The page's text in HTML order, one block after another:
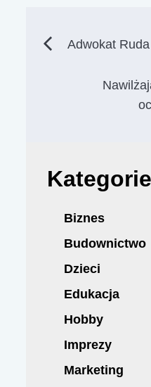
wpisu
Adwokat
Kategorie
Biznes
Budownictwo
Dzieci
Edukacja
Hobby
Imprezy
Marketing